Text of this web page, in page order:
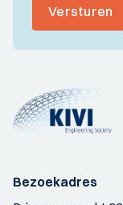
Versturen
Bezoekadres